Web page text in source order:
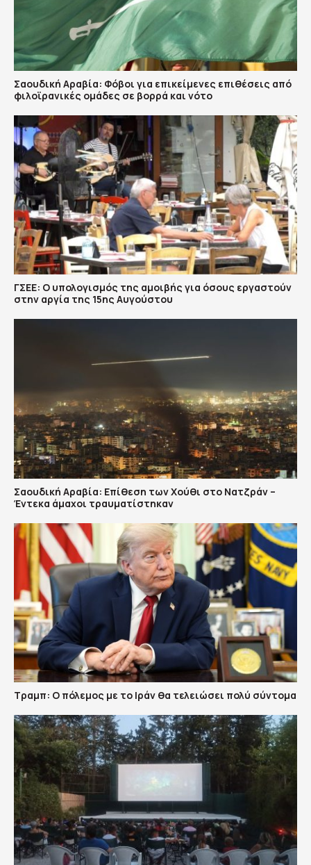
Σαουδική Αραβία: Φόβοι για επικείμενες επιθέσεις από
φιλοϊρανικές ομάδες σε βορρά και νότο
ΓΣΕΕ: Ο υπολογισμός της αμοιβής για όσους εργαστούν
στην αργία της 15ης Αυγούστου
Σαουδική Αραβία: Επίθεση των Χούθι στο Νατζράν –
Έντεκα άμαχοι τραυματίστηκαν
Τραμπ: Ο πόλεμος με το Ιράν θα τελειώσει πολύ σύντομα